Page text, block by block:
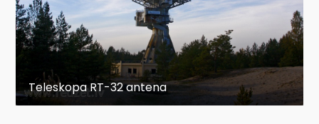
Teleskopa RT-32 antena